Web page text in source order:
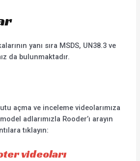
yanı sıra MSDS, UN38.3 ve
da bulunmaktadır.
açma ve inceleme videolarımıza
adlarımızla Rooder’ı arayın
tıklayın:
videoları